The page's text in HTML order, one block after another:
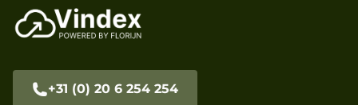
+31 (0) 20 6 254 254